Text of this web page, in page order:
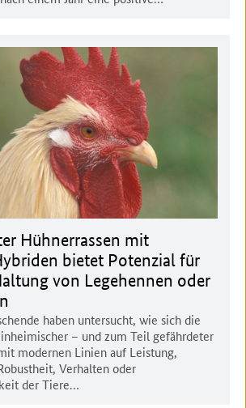
Hühnerrassen mit
bietet Potenzial für
von Legehennen oder
haben untersucht, wie sich die
– und zum Teil gefährdeter
modernen Linien auf Leistung,
Verhalten oder
der Tiere…